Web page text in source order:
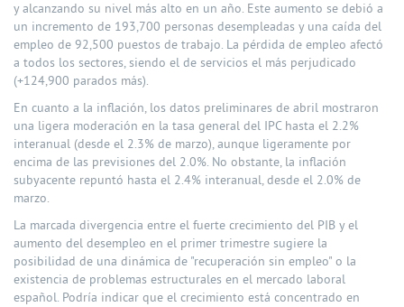
y alcanzando su nivel más alto en un año. Este aumento se debió a
un incremento de 193,700 personas desempleadas y una caída del
empleo de 92,500 puestos de trabajo. La pérdida de empleo afectó
a todos los sectores, siendo el de servicios el más perjudicado
(+124,900 parados más).
En cuanto a la inflación, los datos preliminares de abril mostraron
una ligera moderación en la tasa general del IPC hasta el 2.2%
interanual (desde el 2.3% de marzo), aunque ligeramente por
encima de las previsiones del 2.0%. No obstante, la inflación
subyacente repuntó hasta el 2.4% interanual, desde el 2.0% de
marzo.
La marcada divergencia entre el fuerte crecimiento del PIB y el
aumento del desempleo en el primer trimestre sugiere la
posibilidad de una dinámica de "recuperación sin empleo" o la
existencia de problemas estructurales en el mercado laboral
español. Podría indicar que el crecimiento está concentrado en